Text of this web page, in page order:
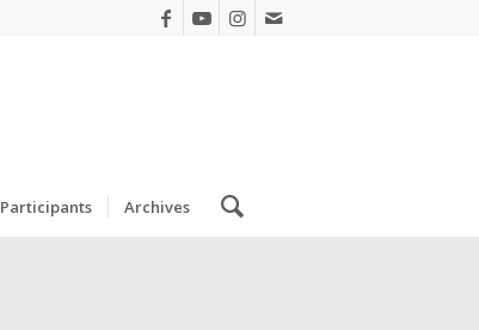
Participants Archives